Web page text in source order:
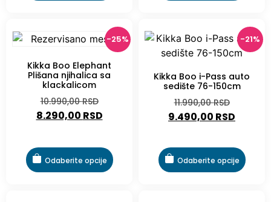
-25%
Kikka Boo Elephant
Plišana njihalica sa
klackalicom
10.990,00RSD
8.290,00 RSD
Odaberite opcije
-21%
Kikka Boo i-Pass auto
sedište 76-150cm
11.990,00RSD
9.490,00 RSD
Odaberite opcije